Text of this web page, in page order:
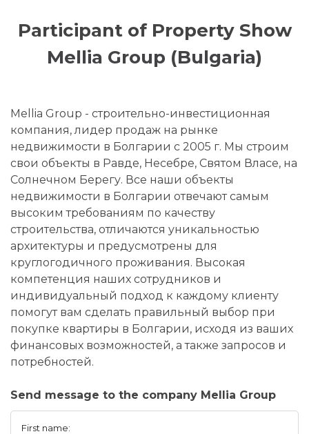
Participant of Property Show
Mellia Group (Bulgaria)
Mellia Group - строительно-инвестиционная
компания, лидер продаж на рынке
недвижимости в Болгарии с 2005 г. Мы строим
свои объекты в Равде, Несебре, Святом Власе, на
Солнечном Берегу. Все наши объекты
недвижимости в Болгарии отвечают самым
высоким требованиям по качеству
строительства, отличаются уникальностью
архитектуры и предусмотрены для
круглогодичного проживания. Высокая
компетенция наших сотрудников и
индивидуальный подход к каждому клиенту
помогут вам сделать правильный выбор при
покупке квартиры в Болгарии, исходя из ваших
финансовых возможностей, а также запросов и
потребностей.
Send message to the company Mellia Group
First name: